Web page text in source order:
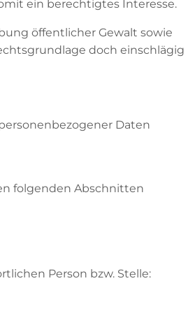
ein berechtigtes Interesse.
öffentlicher Gewalt sowie
doch einschlägig
Daten
folgenden Abschnitten
Person bzw. Stelle: